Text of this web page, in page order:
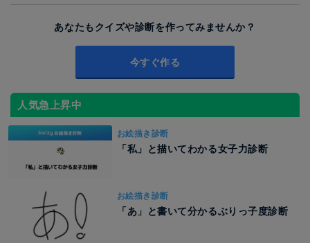
あなたもクイズや診断を作ってみませんか？
今すぐ作る
人気急上昇中
お絵描き診断
「私」と描いてわかる女子力診断
お絵描き診断
「あ」と書いて分かるぶりっ子度診断